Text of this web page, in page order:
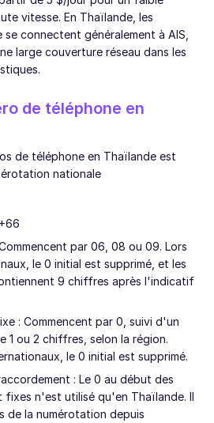
vitesse. En Thaïlande, les
connectent généralement à AIS,
large couverture réseau dans les
de téléphone en
de téléphone en Thaïlande est
nationale
par 06, 08 ou 09. Lors
le 0 initial est supprimé, et les
9 chiffres après l'indicatif
: Commencent par 0, suivi d'un
1 ou 2 chiffres, selon la région.
le 0 initial est supprimé.
: Le 0 au début des
fixes n'est utilisé qu'en Thaïlande. Il
de la numérotation depuis